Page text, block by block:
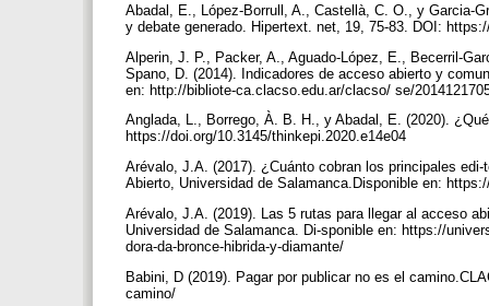
Abadal, E., López-Borrull, A., Castellà, C. O., y Garcia-
y debate generado. Hipertext. net, 19, 75-83. DOI:
Alperin, J. P., Packer, A., Aguado-López, E., Becerril-
Spano, D. (2014). Indicadores de acceso abierto y
en: http://bibliote-ca.clacso.edu.ar/clacso/ se/
Anglada, L., Borrego, À. B. H., y Abadal, E. (2020).
https://doi.org/10.3145/thinkepi.2020.e14e04
Arévalo, J.A. (2017). ¿Cuánto cobran los principales
Abierto, Universidad de Salamanca.Disponible en:
Arévalo, J.A. (2019). Las 5 rutas para llegar al acceso
Universidad de Salamanca. Di-sponible en: https://
dora-da-bronce-hibrida-y-diamante/
Babini, D (2019). Pagar por publicar no es el
camino/